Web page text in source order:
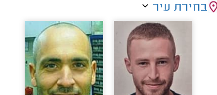
בחירת עיר